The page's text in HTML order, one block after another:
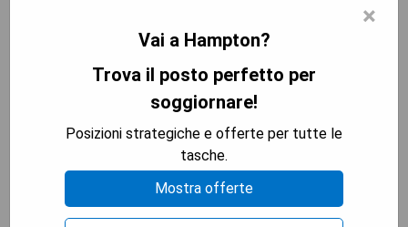
Das Victoria Inn Bed & Breakfast bietet ein
stilvolles King- und Twin-Zimmer mit eigenem
Bad, ideal für bis zu 4 Gäste. Dieses viktorianische
×
Vai a Hampton?
Trova il posto perfetto per
soggiornare!
Posizioni strategiche e offerte per tutte le
tasche.
Mostra offerte